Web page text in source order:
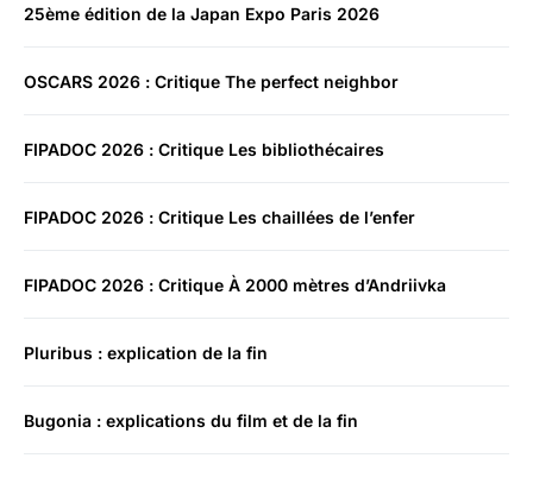
25ème édition de la Japan Expo Paris 2026
OSCARS 2026 : Critique The perfect neighbor
FIPADOC 2026 : Critique Les bibliothécaires
FIPADOC 2026 : Critique Les chaillées de l’enfer
FIPADOC 2026 : Critique À 2000 mètres d’Andriivka
Pluribus : explication de la fin
Bugonia : explications du film et de la fin